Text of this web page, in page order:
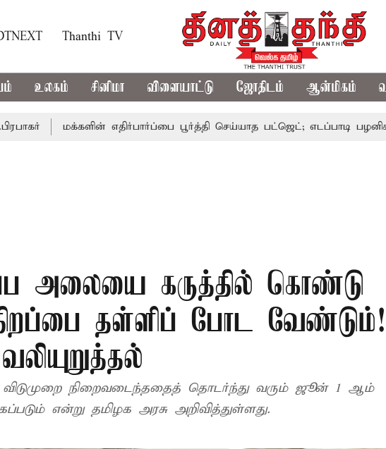
Thanthi TV
உலகம் சினிமா விளையாட்டு ஜோதிடம் ஆன்மிகம்
மக்களின் எதிர்பார்ப்பை பூர்த்தி செய்யாத பட்ஜெட்; எடப்பாடி பழனிசாமி
அலையை கருத்தில் கொண்டு
தள்ளிப் போட வேண்டும்!
நிறைவடைந்ததைத் தொடர்ந்து வரும் ஜூன் 1 ஆம்
என்று தமிழக அரசு அறிவித்துள்ளது.